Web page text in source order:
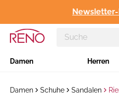
Newsletter-
Damen Herren
Damen Schuhe Sandalen